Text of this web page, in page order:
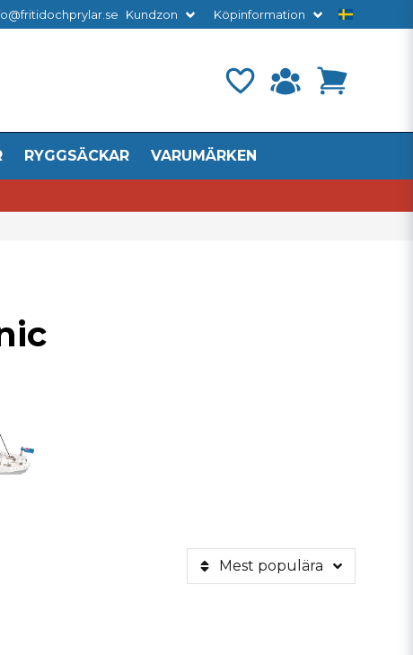
Kundzon Köpinformation
RYGGSÄCKAR VARUMÄRKEN
modell i två variationer. En mindre och lättare
Mest populära